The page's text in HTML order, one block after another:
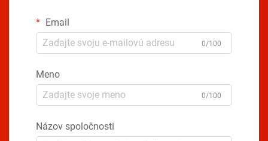
Email
0/100
Meno
0/100
Názov spoločnosti